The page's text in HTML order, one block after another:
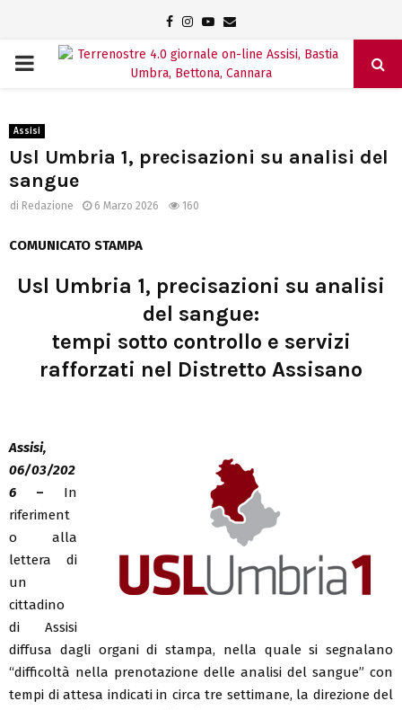
Facebook
Instagram
Youtube
Email
PRIMARY
Assisi
Usl Umbria 1, precisazioni su analisi del
sangue
di Redazione 6 Marzo 2026 160
COMUNICATO STAMPA
Usl Umbria 1, precisazioni su analisi
del sangue:
tempi sotto controllo e servizi
rafforzati nel Distretto Assisano
Assisi,
06/03/202
6 – In
riferiment
o alla
lettera di
un
cittadino
di Assisi
diffusa dagli organi di stampa, nella quale si segnalano
“difficoltà nella prenotazione delle analisi del sangue” con
tempi di attesa indicati in circa tre settimane, la direzione del